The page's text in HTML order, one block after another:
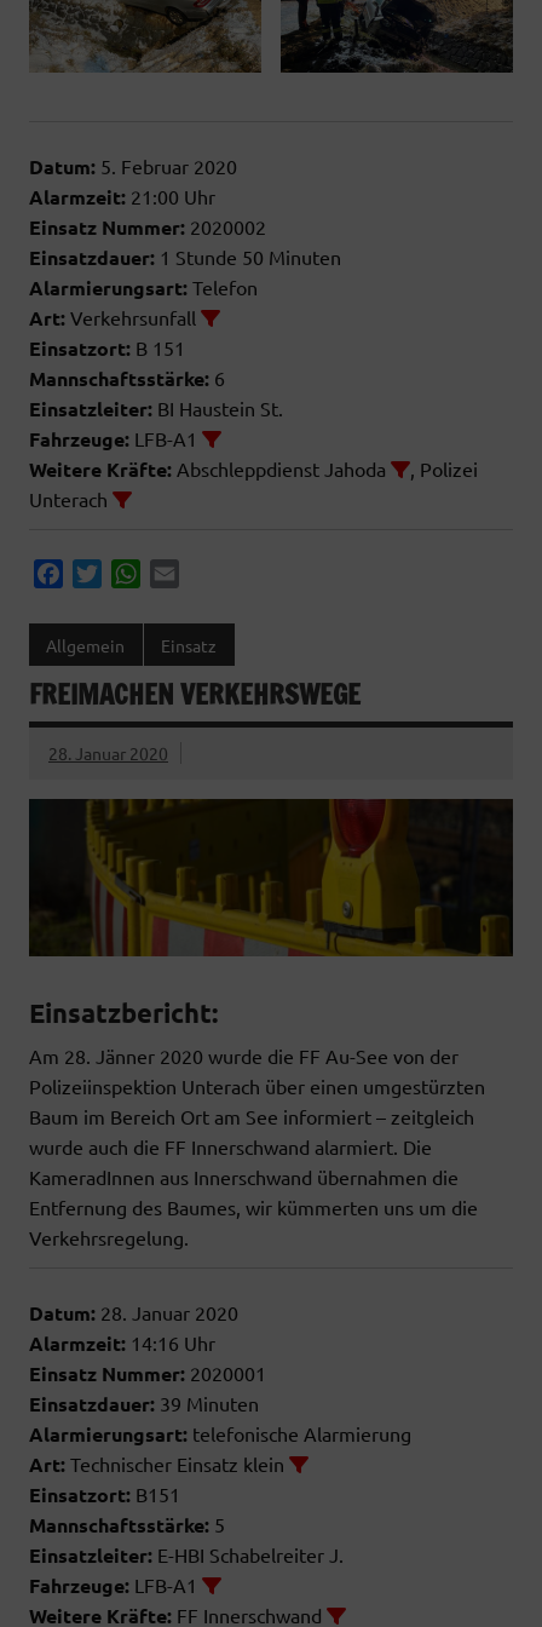
Datum: 5. Februar 2020
Alarmzeit: 21:00 Uhr
Einsatz Nummer: 2020002
Einsatzdauer: 1 Stunde 50 Minuten
Alarmierungsart: Telefon
Art: Verkehrsunfall
Einsatzort: B 151
Mannschaftsstärke: 6
Einsatzleiter: BI Haustein St.
Fahrzeuge: LFB-A1
Weitere Kräfte: Abschleppdienst Jahoda
, Polizei
Unterach
c
e
b
o
o
i
t
t
e
r
W
a
t
s
A
p
a
i
l
Allgemein Einsatz
FREIMACHEN VERKEHRSWEGE
28. Januar 2020
Einsatzbericht:
Am 28. Jänner 2020 wurde die FF Au-See von der
Polizeiinspektion Unterach über einen umgestürzten
Baum im Bereich Ort am See informiert – zeitgleich
wurde auch die FF Innerschwand alarmiert. Die
KameradInnen aus Innerschwand übernahmen die
Entfernung des Baumes, wir kümmerten uns um die
Verkehrsregelung.
Datum: 28. Januar 2020
Alarmzeit: 14:16 Uhr
Einsatz Nummer: 2020001
Einsatzdauer: 39 Minuten
Alarmierungsart: telefonische Alarmierung
Art: Technischer Einsatz klein
Einsatzort: B151
Mannschaftsstärke: 5
Einsatzleiter: E-HBI Schabelreiter J.
Fahrzeuge: LFB-A1
Weitere Kräfte: FF Innerschwand